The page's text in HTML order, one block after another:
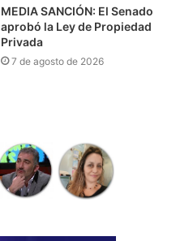
MEDIA SANCIÓN: El Senado
aprobó la Ley de Propiedad
Privada
7 de agosto de 2026